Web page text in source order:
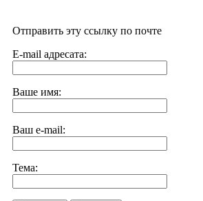
Отправить эту ссылку по почте
E-mail адресата:
Ваше имя:
Ваш e-mail:
Тема: